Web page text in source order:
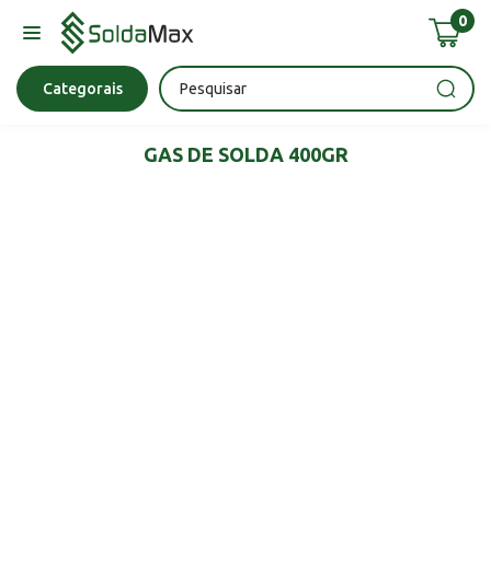
0
Categorais
Bateria Chave Impacto Esmerilhadeira
GAS DE SOLDA 400GR